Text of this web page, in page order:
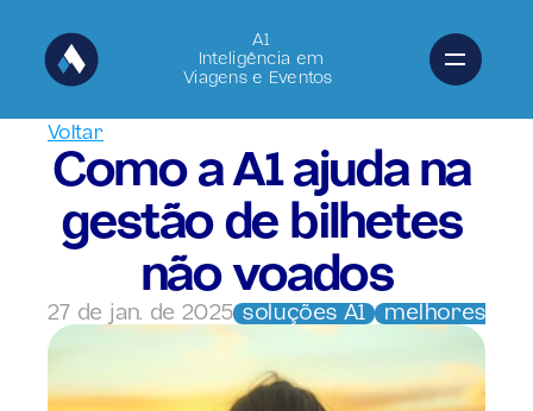
A1
Inteligência em
Viagens e Eventos
Voltar
Como a A1 ajuda na
gestão de bilhetes
não voados
27 de jan. de 2025 soluções A1 melhores